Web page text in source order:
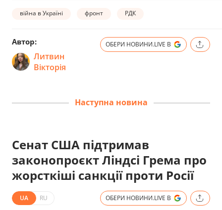
війна в Україні фронт РДК
Автор:
Литвин
Вікторія
ОБЕРИ НОВИНИ.LIVE В
Наступна новина
Сенат США підтримав
законопроєкт Ліндсі Грема про
жорсткіші санкції проти Росії
UA RU ОБЕРИ НОВИНИ.LIVE В